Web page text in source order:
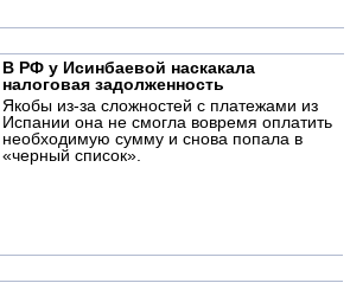
В РФ у Исинбаевой наскакала
налоговая задолженность
Якобы из-за сложностей с платежами из
Испании она не смогла вовремя оплатить
необходимую сумму и снова попала в
«черный список».